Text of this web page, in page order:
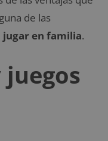
de las
jugar en familia.